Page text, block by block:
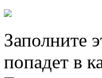
Заполните
попадет в